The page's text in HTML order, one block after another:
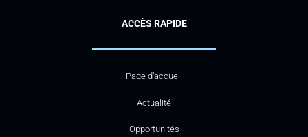
ACCÈS RAPIDE
Page d’accueil
Actualité
Opportunités